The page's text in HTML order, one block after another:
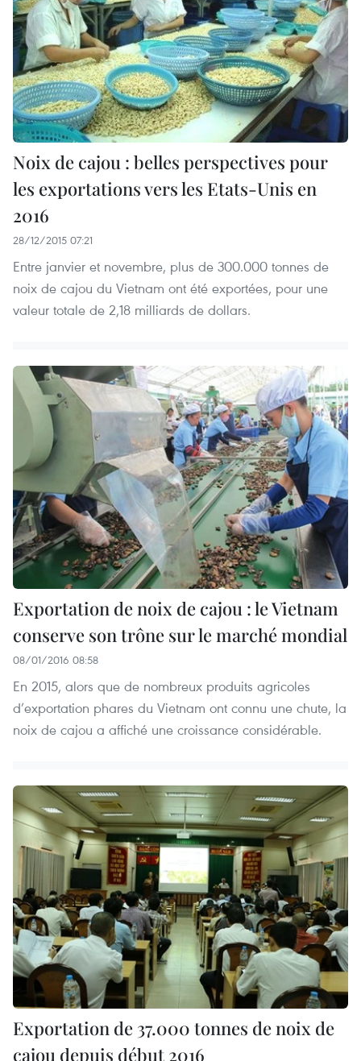
Noix de cajou : belles perspectives pour
les exportations vers les Etats-Unis en
2016
28/12/2015 07:21
Entre janvier et novembre, plus de 300.000 tonnes de
noix de cajou du Vietnam ont été exportées, pour une
valeur totale de 2,18 milliards de dollars.
Exportation de noix de cajou : le Vietnam
conserve son trône sur le marché mondial
08/01/2016 08:58
En 2015, alors que de nombreux produits agricoles
d’exportation phares du Vietnam ont connu une chute, la
noix de cajou a affiché une croissance considérable.
Exportation de 37.000 tonnes de noix de
cajou depuis début 2016